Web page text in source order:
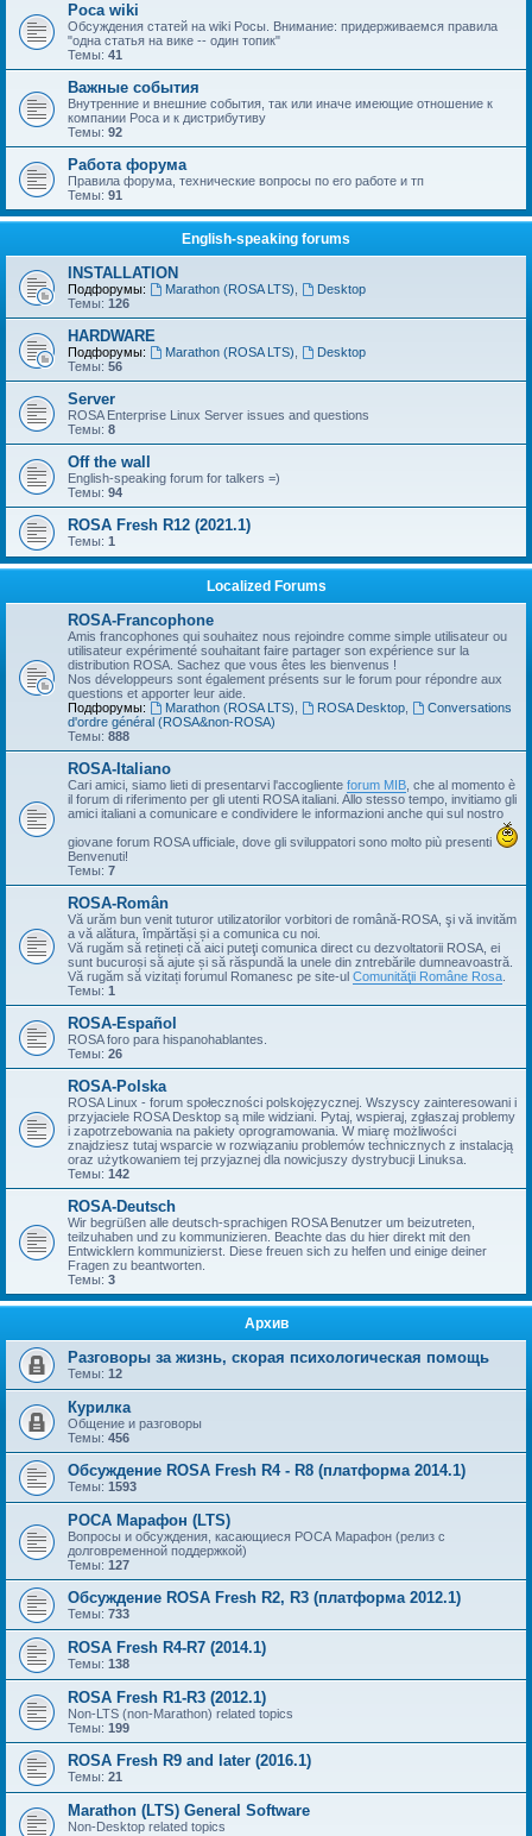
Роса wiki
Обсуждения статей на wiki Росы. Внимание: придерживаемся правила
"одна статья на вике -- один топик"
Темы: 41
Важные события
Внутренние и внешние события, так или иначе имеющие отношение к
компании Роса и к дистрибутиву
Темы: 92
Работа форума
Правила форума, технические вопросы по его работе и тп
Темы: 91
English-speaking forums
INSTALLATION
Подфорумы: Marathon (ROSA LTS)
Desktop
Темы: 126
HARDWARE
Подфорумы: Marathon (ROSA LTS)
Desktop
Темы: 56
Server
ROSA Enterprise Linux Server issues and questions
Темы: 8
Off the wall
English-speaking forum for talkers =)
Темы: 94
ROSA Fresh R12 (2021.1)
Темы: 1
Localized Forums
ROSA-Francophone
Amis francophones qui souhaitez nous rejoindre comme simple utilisateur ou
utilisateur expérimenté souhaitant faire partager son expérience sur la
distribution ROSA. Sachez que vous êtes les bienvenus !
Nos développeurs sont également présents sur le forum pour répondre aux
questions et apporter leur aide.
Подфорумы:
Marathon (ROSA LTS) ROSA Desktop,
Conversations
d'ordre général (ROSA&non-ROSA)
Темы: 888
ROSA-Italiano
Cari amici, siamo lieti di presentarvi l'accogliente forum MIB , che al momento è
il forum di riferimento per gli utenti ROSA italiani. Allo stesso tempo, invitiamo gli
amici italiani a comunicare e condividere le informazioni anche qui sul nostro
giovane forum ROSA ufficiale, dove gli sviluppatori sono molto più presenti
Benvenuti!
Темы: 7
ROSA-Român
Vă urăm bun venit tuturor utilizatorilor vorbitori de română-ROSA, şi vă invităm
a vă alătura, împărtăși și a comunica cu noi.
Vă rugăm să rețineți că aici puteţi comunica direct cu dezvoltatorii ROSA, ei
sunt bucuroși să ajute și să răspundă la unele din zntrebările dumneavoastră.
Vă rugăm să vizitați forumul Romanesc pe site-ul Comunităţii Române Rosa
Темы: 1
ROSA-Español
ROSA foro para hispanohablantes.
Темы: 26
ROSA-Polska
ROSA Linux - forum społeczności polskojęzycznej. Wszyscy zainteresowani i
przyjaciele ROSA Desktop są mile widziani. Pytaj, wspieraj, zgłaszaj problemy
i zapotrzebowania na pakiety oprogramowania. W miarę możliwości
znajdziesz tutaj wsparcie w rozwiązaniu problemów technicznych z instalacją
oraz użytkowaniem tej przyjaznej dla nowicjuszy dystrybucji Linuksa.
Темы: 142
ROSA-Deutsch
Wir begrüßen alle deutsch-sprachigen ROSA Benutzer um beizutreten,
teilzuhaben und zu kommunizieren. Beachte das du hier direkt mit den
Entwicklern kommunizierst. Diese freuen sich zu helfen und einige deiner
Fragen zu beantworten.
Темы: 3
Архив
Разговоры за жизнь, скорая психологическая помощь
Темы: 12
Курилка
Общение и разговоры
Темы: 456
Обсуждение ROSA Fresh R4 - R8 (платформа 2014.1)
Темы: 1593
РОСА Марафон (LTS)
Вопросы и обсуждения, касающиеся РОСА Марафон (релиз с
долговременной поддержкой)
Темы: 127
Обсуждение ROSA Fresh R2, R3 (платформа 2012.1)
Темы: 733
ROSA Fresh R4-R7 (2014.1)
Темы: 138
ROSA Fresh R1-R3 (2012.1)
Non-LTS (non-Marathon) related topics
Темы: 199
ROSA Fresh R9 and later (2016.1)
Темы: 21
Marathon (LTS) General Software
Non-Desktop related topics